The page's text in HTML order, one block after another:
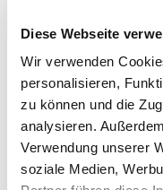
Diese Webseite
Wir verwenden
personalisieren,
zu können und die
analysieren.
Verwendung unserer
soziale Medien,
Managing Directors:
Web design and
iWelt AG - http://